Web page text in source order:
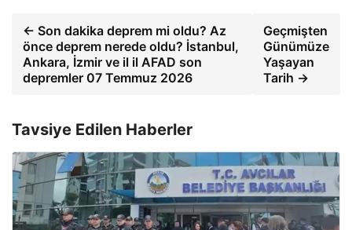
← Son dakika deprem mi oldu? Az
önce deprem nerede oldu? İstanbul,
Ankara, İzmir ve il il AFAD son
depremler 07 Temmuz 2026
Geçmişten
Günümüze
Yaşayan
Tarih →
Tavsiye Edilen Haberler